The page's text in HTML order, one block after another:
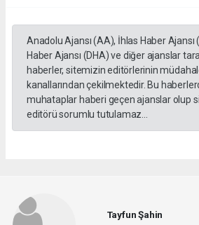
Anadolu Ajansı (AA), İhlas Haber Ajansı
Haber Ajansı (DHA) ve diğer ajanslar
haberler, sitemizin editörlerinin
kanallarından çekilmektedir. Bu
muhataplar haberi geçen ajanslar olup
editörü sorumlu tutulamaz...
Tayfun Şahin